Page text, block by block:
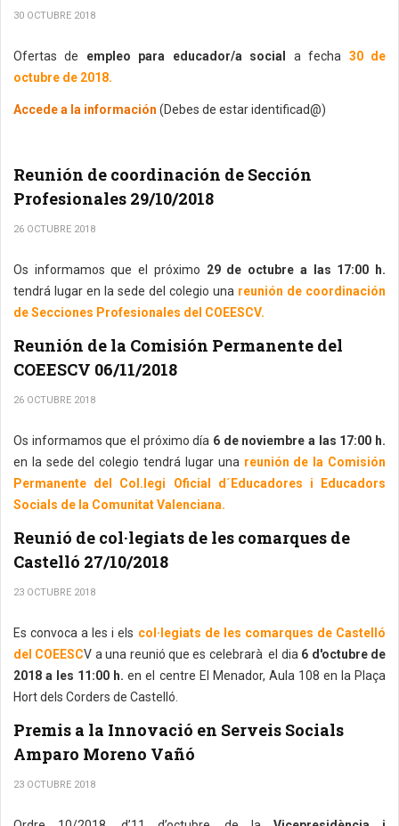
30 OCTUBRE 2018
Ofertas de empleo para educador/a social a fecha 30 de
octubre de 2018.
Accede a la información (Debes de estar identificad@)
Reunión de coordinación de Sección
Profesionales 29/10/2018
26 OCTUBRE 2018
Os informamos que el próximo 29 de octubre a las 17:00 h.
tendrá lugar en la sede del colegio una reunión de coordinación
de Secciones Profesionales del COEESCV.
Reunión de la Comisión Permanente del
COEESCV 06/11/2018
26 OCTUBRE 2018
Os informamos que el próximo día 6 de noviembre a las 17:00 h.
en la sede del colegio tendrá lugar una reunión de la Comisión
Permanente del Col.legi Oficial d´Educadores i Educadors
Socials de la Comunitat Valenciana.
Reunió de col·legiats de les comarques de
Castelló 27/10/2018
23 OCTUBRE 2018
Es convoca a les i els col·legiats de les comarques de Castelló
del COEESCV a una reunió que es celebrarà el dia 6 d'octubre de
2018 a les 11:00 h.en el centre El Menador, Aula 108 en la Plaça
Hort dels Corders de Castelló.
Premis a la Innovació en Serveis Socials
Amparo Moreno Vañó
23 OCTUBRE 2018